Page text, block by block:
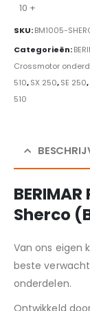
10 +
SKU:BM1005-
Categorieën:
Crossmotor
510,SX 250,SE 250,
510
Sherco
Van ons eigen
beste
onderdelen.